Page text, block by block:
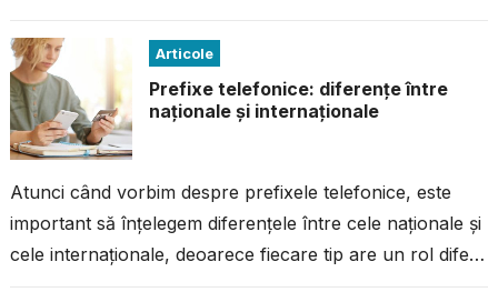
Articole
Prefixe telefonice: diferențe între
naționale și internaționale
Atunci când vorbim despre prefixele telefonice, este
important să înțelegem diferențele între cele naționale și
cele internaționale, deoarece fiecare tip are un rol diferit